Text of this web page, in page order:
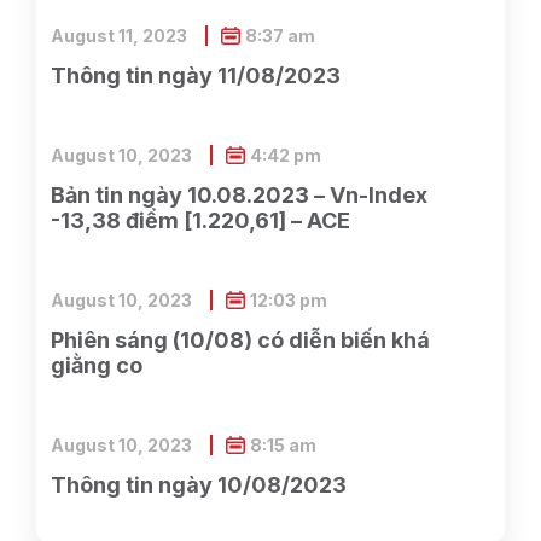
Thông tin ngày 11/08/2023
August 11, 2023 8:37 am
Bản tin ngày 10.08.2023 – Vn-Index
-13,38 điểm [1.220,61] – ACE
August 10, 2023 4:42 pm
Phiên sáng (10/08) có diễn biến khá
giằng co
August 10, 2023 12:03 pm
Thông tin ngày 10/08/2023
August 10, 2023 8:15 am